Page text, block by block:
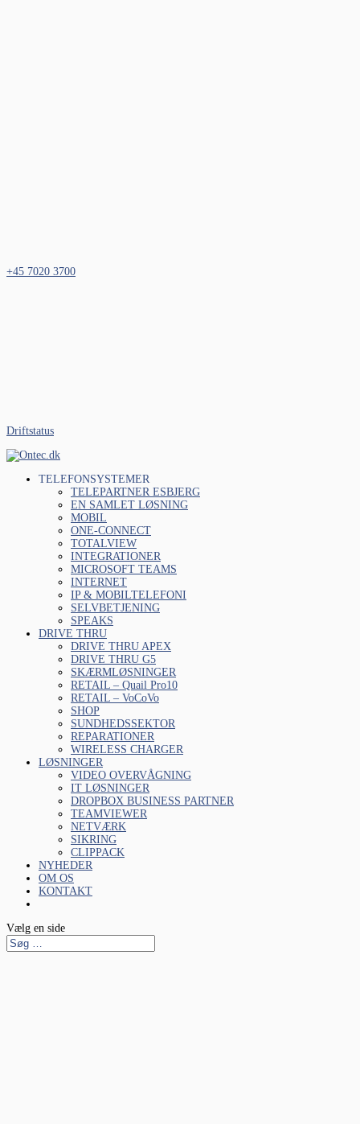
+45 7020 3700
Driftstatus
TELEFONSYSTEMER
TELEPARTNER ESBJERG
EN SAMLET LØSNING
MOBIL
ONE-CONNECT
TOTALVIEW
INTEGRATIONER
MICROSOFT TEAMS
INTERNET
IP & MOBILTELEFONI
SELVBETJENING
SPEAKS
DRIVE THRU
DRIVE THRU APEX
DRIVE THRU G5
SKÆRMLØSNINGER
RETAIL – Quail Pro10
RETAIL – VoCoVo
SHOP
SUNDHEDSSEKTOR
REPARATIONER
WIRELESS CHARGER
LØSNINGER
VIDEO OVERVÅGNING
IT LØSNINGER
DROPBOX BUSINESS PARTNER
TEAMVIEWER
NETVÆRK
SIKRING
CLIPPACK
NYHEDER
OM OS
KONTAKT
Vælg en side